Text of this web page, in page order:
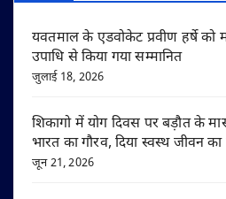
यवतमाल के एडवोकेट प्रवीण हर्षे को
उपाधि से किया गया सम्मानित
जुलाई 18, 2026
शिकागो में योग दिवस पर बड़ौत के
भारत का गौरव, दिया स्वस्थ जीवन
जून 21, 2026